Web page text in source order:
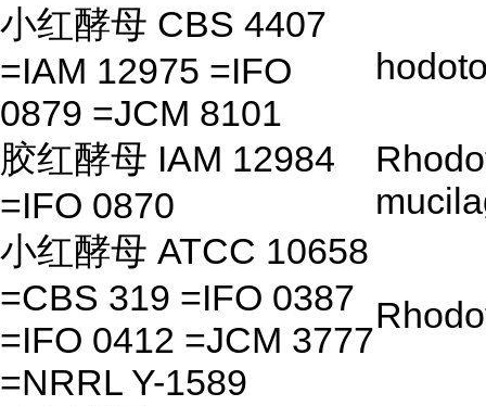
小红酵母 CBS 4407
=IAM 12975 =IFO
0879 =JCM 8101
胶红酵母 IAM 12984
=IFO 0870
小红酵母 ATCC 10658
=CBS 319 =IFO 0387
=IFO 0412 =JCM 3777
=NRRL Y-1589